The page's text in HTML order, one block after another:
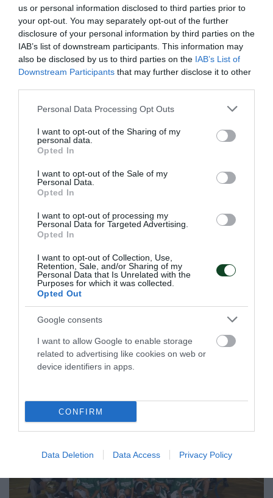
us or personal information disclosed to third parties prior to
your opt-out. You may separately opt-out of the further
disclosure of your personal information by third parties on the
IAB’s list of downstream participants. This information may
also be disclosed by us to third parties on the IAB’s List of
Downstream Participants that may further disclose it to other
Please note that this website/app uses one or more Google
not limited to your visit or usage behaviour. You may click to
grant or deny consent to Google and its third-party tags to
use your data for below specified purposes in below Google
consent section.
Personal Data Processing Opt Outs
I want to opt-out of the Sharing of my
personal data.
Opted In
I want to opt-out of the Sale of my
Personal Data.
Opted In
I want to opt-out of processing my
Personal Data for Targeted Advertising.
Opted In
I want to opt-out of Collection, Use,
Retention, Sale, and/or Sharing of my
Personal Data that Is Unrelated with the
Purposes for which it was collected.
Opted Out
Google consents
I want to allow Google to enable storage
related to advertising like cookies on web or
device identifiers in apps.
CONFIRM
Data Deletion Data Access Privacy Policy
Ο Παναθηναϊκός Αθλητικός Όμιλος ανακοινώνει την
έναρξη της συνεργασίας του με τη Στέλλα Κατεργιαννάκη
για την ομάδα ποδοσφαίρου γυναικών.
07.08.2026 ΠΟΔΟΣΦΑΙΡΟ ΓΥΝΑΙΚΩΝ
Τα Κορυφαία Πράσινα σερί
απαραβίαστης εστίας
Οι «πράσινοι» τερματοφύλακες έχουν γράψει ιστορία με τα
σερί απαραβίαστης εστίας
07.08.2026 EΝ ΑΘΗΝΑΙΣ